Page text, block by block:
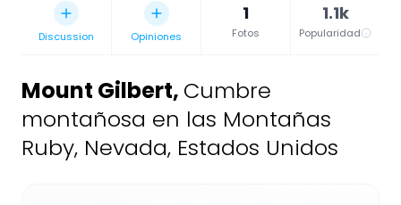
Discussion Opiniones
1
Fotos
1.1k
Popularidad
Mount Gilbert, Cumbre
montañosa en las Montañas
Ruby, Nevada, Estados Unidos